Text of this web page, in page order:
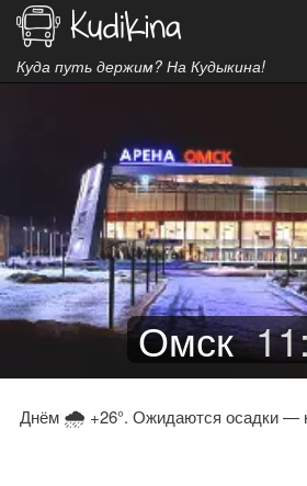
Куда путь держим? На Кудыкина!
Омск 11
Днём 🌧 +26°. Ожидаются осадки —